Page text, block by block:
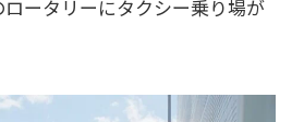
ータリーにタクシー乗り場が